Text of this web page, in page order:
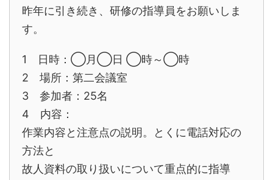
昨年に引き続き、研修の指導員をお願いしま
す。
1 日時：◯月◯日 ◯時～◯時
2 場所：第二会議室
3 参加者：25名
4 内容：
作業内容と注意点の説明。とくに電話対応の
方法と
故人資料の取り扱いについて重点的に指導